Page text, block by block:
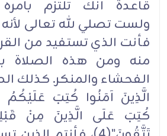
قاعدة أنك تلتزم
ولست تصلي لله تعالى لأنه
فأنت الذي تستفيد من
منه ومن هذه الصلاة
الفحشاء والمنكر. كذلك
الَّذِينَ آمَنُوا كُتِبَ
كُتِبَ عَلَى الَّذِينَ مِنْ